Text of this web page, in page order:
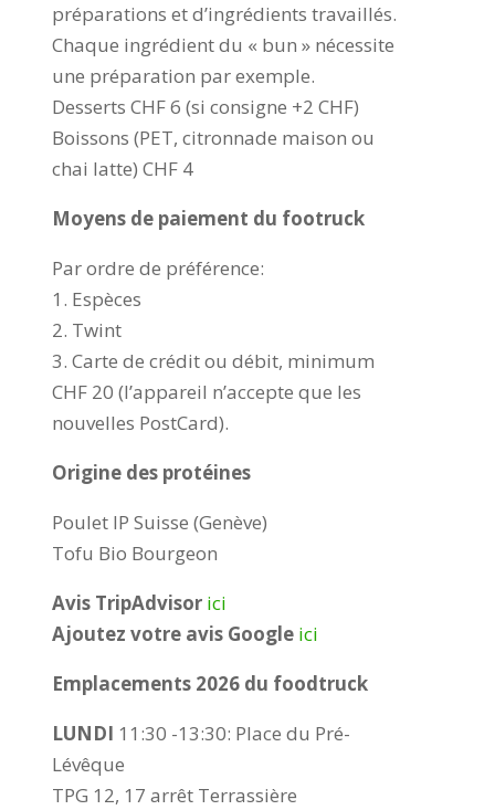
préparations et d’ingrédients travaillés.
Chaque ingrédient du « bun » nécessite
une préparation par exemple.
Desserts CHF 6 (si consigne +2 CHF)
Boissons (PET, citronnade maison ou
chai latte) CHF 4
Moyens de paiement du footruck
Par ordre de préférence:
1. Espèces
2. Twint
3. Carte de crédit ou débit, minimum
CHF 20 (l’appareil n’accepte que les
nouvelles PostCard). ​
Origine des protéines
Poulet IP Suisse (Genève)
​Tofu Bio Bourgeon
Avis TripAdvisor ici
Ajoutez votre avis Google ici
Emplacements 2026 du foodtruck
LUNDI 11:30 -13:30: Place du Pré-
Lévêque
TPG 12, 17 arrêt Terrassière